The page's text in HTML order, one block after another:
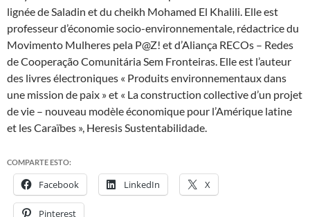
lignée de Saladin et du cheikh Mohamed El Khalili. Elle est
professeur d’économie socio-environnementale, rédactrice du
Movimento Mulheres pela P@Z! et d’Aliança RECOs – Redes
de Cooperação Comunitária Sem Fronteiras. Elle est l’auteur
des livres électroniques « Produits environnementaux dans
une mission de paix » et « La construction collective d’un projet
de vie – nouveau modèle économique pour l’Amérique latine
et les Caraïbes », Heresis Sustentabilidade.
COMPARTE ESTO:
Facebook LinkedIn X
Pinterest